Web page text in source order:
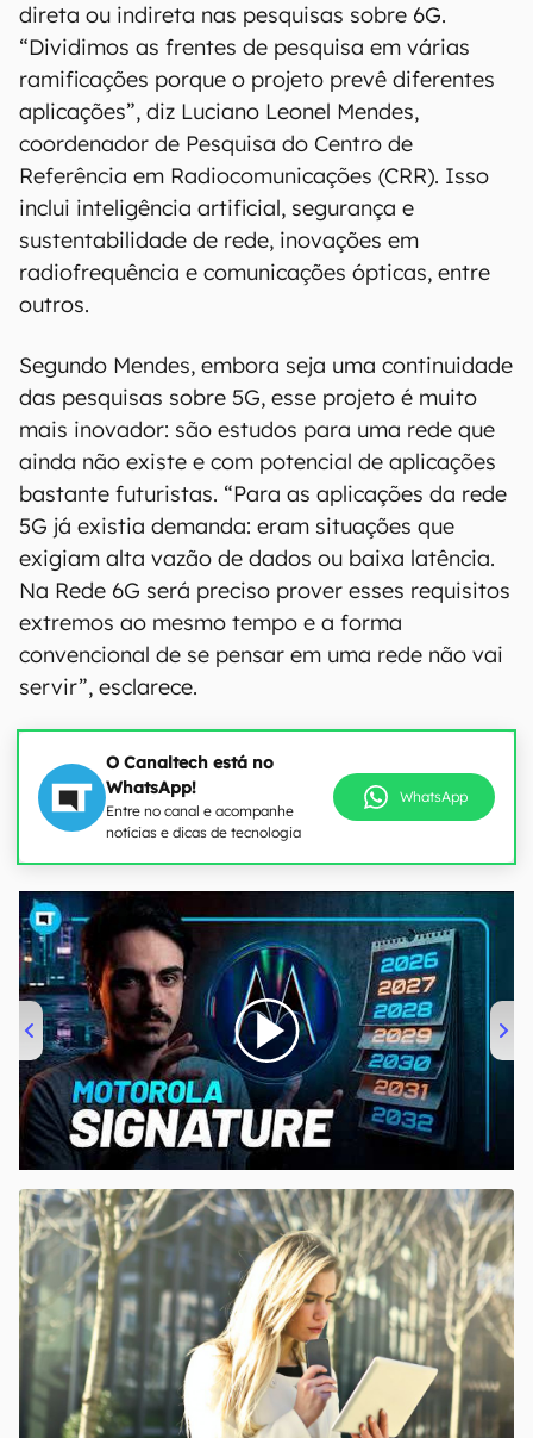
direta ou indireta nas pesquisas sobre 6G.
“Dividimos as frentes de pesquisa em várias
ramificações porque o projeto prevê diferentes
aplicações”, diz Luciano Leonel Mendes,
coordenador de Pesquisa do Centro de
Referência em Radiocomunicações (CRR). Isso
inclui inteligência artificial, segurança e
sustentabilidade de rede, inovações em
radiofrequência e comunicações ópticas, entre
outros.
Segundo Mendes, embora seja uma continuidade
das pesquisas sobre 5G, esse projeto é muito
mais inovador: são estudos para uma rede que
ainda não existe e com potencial de aplicações
bastante futuristas. “Para as aplicações da rede
5G já existia demanda: eram situações que
exigiam alta vazão de dados ou baixa latência.
Na Rede 6G será preciso prover esses requisitos
extremos ao mesmo tempo e a forma
convencional de se pensar em uma rede não vai
servir”, esclarece.
O Canaltech está no
WhatsApp!
Entre no canal e acompanhe
notícias e dicas de tecnologia
WhatsApp
00:00/20:46